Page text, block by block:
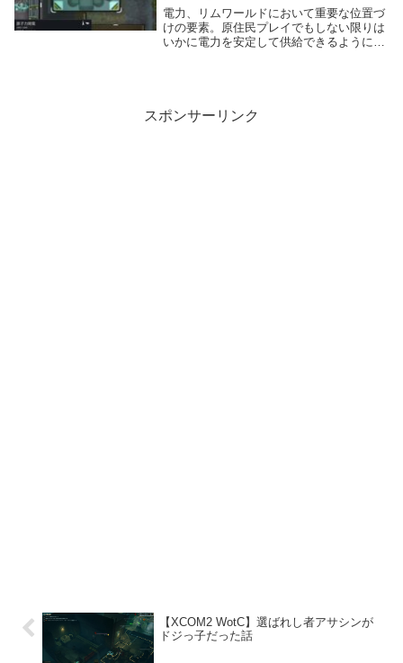
電力、リムワールドにおいて重要な位置づ
けの要素。原住民プレイでもしない限りは
いかに電力を安定して供給できるようにす
スポンサーリンク
【XCOM2 WotC】選ばれし者アサシンが
ドジっ子だった話